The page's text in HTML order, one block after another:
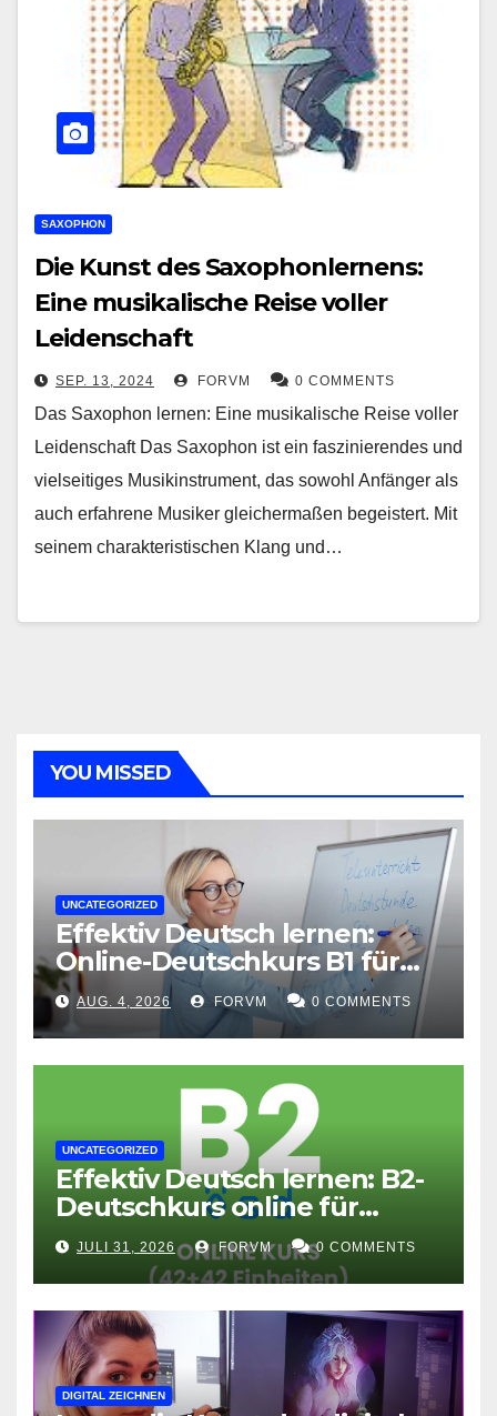
SAXOPHON
Die Kunst des Saxophonlernens:
Eine musikalische Reise voller
Leidenschaft
SEP. 13, 2024 FORVM 0 COMMENTS
Das Saxophon lernen: Eine musikalische Reise voller
Leidenschaft Das Saxophon ist ein faszinierendes und
vielseitiges Musikinstrument, das sowohl Anfänger als
auch erfahrene Musiker gleichermaßen begeistert. Mit
seinem charakteristischen Klang und…
YOU MISSED
UNCATEGORIZED
Effektiv Deutsch lernen:
Online-Deutschkurs B1 für
flexible Lernerfolge
AUG. 4, 2026 FORVM 0 COMMENTS
UNCATEGORIZED
Effektiv Deutsch lernen: B2-
Deutschkurs online für
Fortgeschrittene
JULI 31, 2026 FORVM 0 COMMENTS
DIGITAL ZEICHNEN